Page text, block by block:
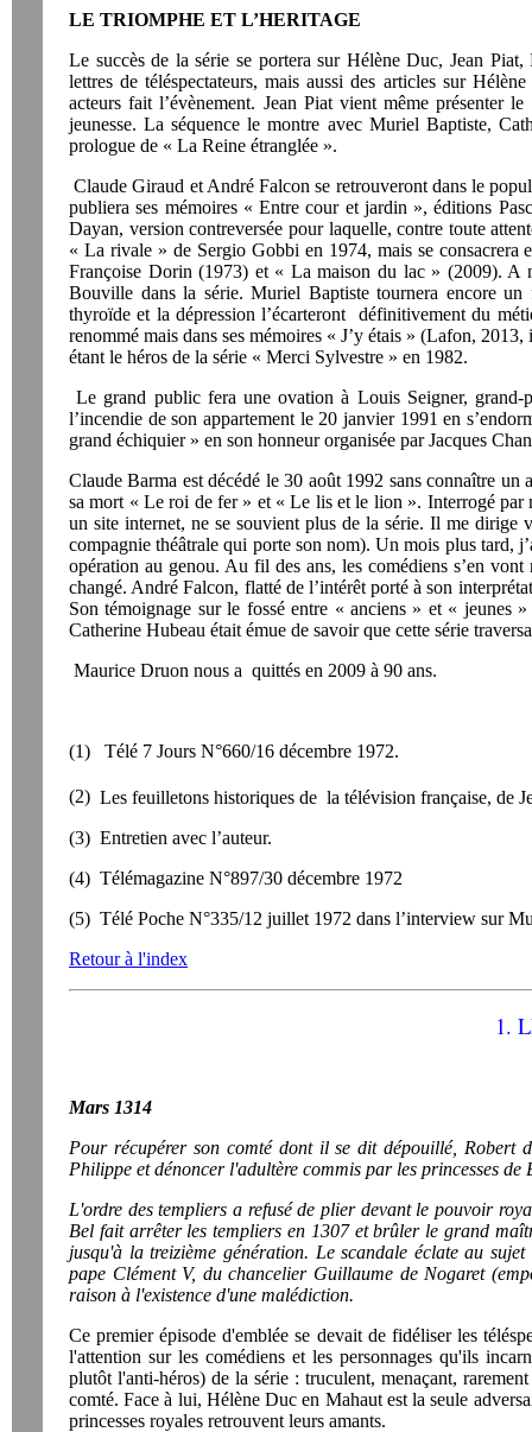
LE TRIOMPHE ET L’HERITAGE
Le succès de la série se portera sur Hélène Duc, Jean
lettres de téléspectateurs, mais aussi des articles sur
acteurs fait l’évènement. Jean Piat vient même présenter
jeunesse. La séquence le montre avec Muriel Baptiste,
prologue de « La Reine étranglée ».
Claude Giraud et André Falcon se retrouveront dans le
publiera ses mémoires « Entre cour et jardin », éditions
Dayan, version contreversée pour laquelle, contre toute
« La rivale » de Sergio Gobbi en 1974, mais se consacrera
Françoise Dorin (1973) et « La maison du lac » (2009). A
Bouville dans la série. Muriel Baptiste tournera encore
thyroïde et la dépression l’écarteront définitivement du
renommé mais dans ses mémoires « J’y étais » (Lafon,
étant le héros de la série « Merci Sylvestre » en 1982.
Le grand public fera une ovation à Louis Seigner, grand-
l’incendie de son appartement le 20 janvier 1991 en
grand échiquier » en son honneur organisée par Jacques
Claude Barma est décédé le 30 août 1992 sans connaître
sa mort « Le roi de fer » et « Le lis et le lion ». Interrogé
un site internet, ne se souvient plus de la série. Il me dirige
compagnie théâtrale qui porte son nom). Un mois plus tard,
opération au genou. Au fil des ans, les comédiens s’en
changé. André Falcon, flatté de l’intérêt porté à son
Son témoignage sur le fossé entre « anciens » et « jeunes
Catherine Hubeau était émue de savoir que cette série
Maurice Druon nous a quittés en 2009 à 90 ans.
(1) Télé 7 Jours N°660/16 décembre 1972.
(2) Les feuilletons historiques de la télévision française, de
(3) Entretien avec l’auteur.
(4) Télémagazine N°897/30 décembre 1972
(5) Télé Poche N°335/12 juillet 1972 dans l’interview sur
Retour à l'index
1.
Mars 1314
Pour récupérer son comté dont il se dit dépouillé,
Philippe et dénoncer l'adultère commis par les princesses
L'ordre des templiers a refusé de plier devant le pouvoir
Bel fait arrêter les templiers en 1307 et brûler le grand
jusqu'à la treizième génération. Le scandale éclate au
pape Clément V, du chancelier Guillaume de Nogaret
raison à l'existence d'une malédiction.
Ce premier épisode d'emblée se devait de fidéliser les
l'attention sur les comédiens et les personnages qu'ils
plutôt l'anti-héros) de la série : truculent, menaçant,
comté. Face à lui, Hélène Duc en Mahaut est la seule
princesses royales retrouvent leurs amants.